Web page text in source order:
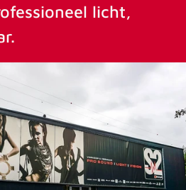
licht,